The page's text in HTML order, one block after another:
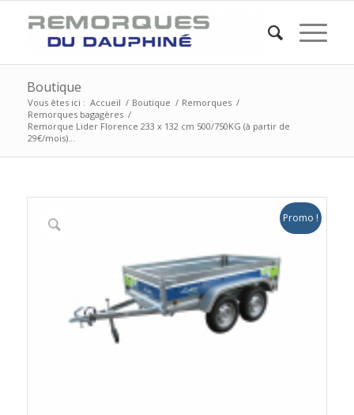
Boutique
Vous êtes ici : Accueil / Boutique / Remorques /
Remorques bagagères /
Remorque Lider Florence 233 x 132 cm 500/750KG (à partir de
29€/mois)...
Promo !